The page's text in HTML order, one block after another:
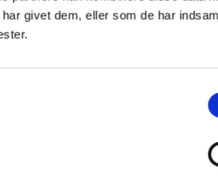
givet dem, eller som de har